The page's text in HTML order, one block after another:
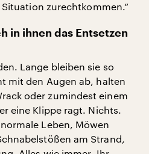
zurechtkommen.“
in ihnen das Entsetzen
Lange bleiben sie so
mit den Augen ab, halten
oder zumindest einem
eine Klippe ragt. Nichts.
Leben, Möwen
am Strand,